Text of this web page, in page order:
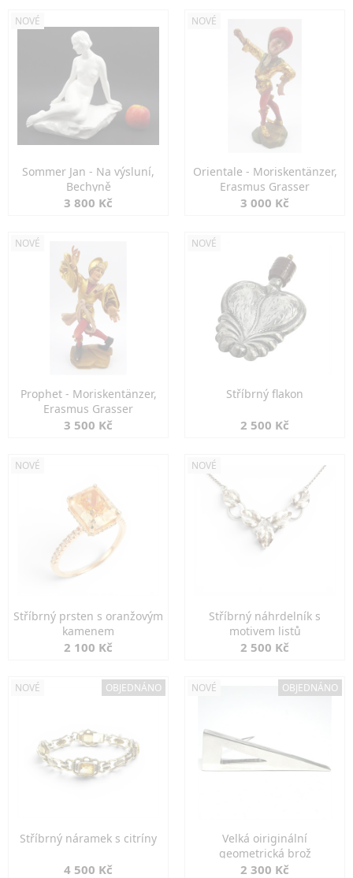
NOVÉ
Sommer Jan - Na výsluní,
Bechyně
3 800 Kč
NOVÉ
Orientale - Moriskentänzer,
Erasmus Grasser
3 000 Kč
NOVÉ
Prophet - Moriskentänzer,
Erasmus Grasser
3 500 Kč
NOVÉ
Stříbrný flakon
2 500 Kč
NOVÉ
Stříbrný prsten s oranžovým
kamenem
2 100 Kč
NOVÉ
Stříbrný náhrdelník s
motivem listů
2 500 Kč
NOVÉ OBJEDNÁNO
Stříbrný náramek s citríny
4 500 Kč
NOVÉ OBJEDNÁNO
Velká oiriginální
geometrická brož
2 300 Kč